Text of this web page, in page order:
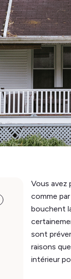
Vous avez
comme
bouchent
sont
raisons
intérieur